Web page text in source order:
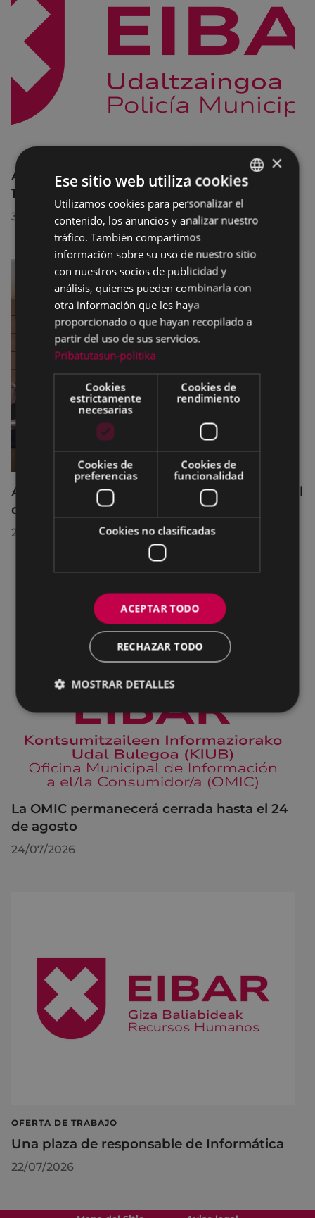
Afecciones al tráfico en la calle Egogain del
10 al 23 de agosto, por motivo de obras
30/07/2026
Acuerdos adoptados por el Pleno Municipal
celebrado el 27 de julio de 2026
28/07/2026
La OMIC permanecerá cerrada hasta el 24
de agosto
24/07/2026
OFERTA DE TRABAJO
Una plaza de responsable de Informática
22/07/2026
BASQUE
SPANISH
×
Ese sitio web utiliza cookies
Utilizamos cookies para personalizar el
contenido, los anuncios y analizar nuestro
tráfico. También compartimos
información sobre su uso de nuestro sitio
con nuestros socios de publicidad y
análisis, quienes pueden combinarla con
otra información que les haya
proporcionado o que hayan recopilado a
partir del uso de sus servicios.
Pribatutasun-politika
Cookies
estrictamente
necesarias
Cookies de
rendimiento
Cookies de
preferencias
Cookies de
funcionalidad
Cookies no clasificadas
ACEPTAR TODO
RECHAZAR TODO
MOSTRAR DETALLES